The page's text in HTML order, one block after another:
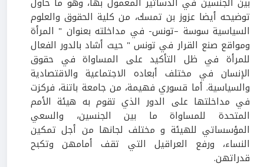
توضيحه أيضا عزوز بن تمسك، من كلية الحقوق والعلوم
السياسية سوسة –تونس- في مداخلته بعنوان " المرأة
ومواقع صنع القرار في تونس " حيث أشاد بالدور الفعال
للمرأة في ظل التأكيد على المساواة في حقوق
الإنسان في مختلف أبعاده الاجتماعية والاقتصادية
والسياسية. أما قسوري فهيمة، من جامعة باتنة، فركزت
في مداخلتها على الدور الذي تقوم به هيئة الأمم
المتحدة للمساواة ما بين الجنسين، والسعي
المؤسساتي للهيئة و مختلف لجانها من أجل تمكين
النساء، ورفع العراقيل التي تقف أمامهن وتكبح
قدراتهن.